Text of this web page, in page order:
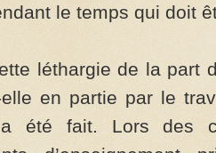
le temps qui doit
léthargie de la part
elle en partie par le
été fait. Lors des